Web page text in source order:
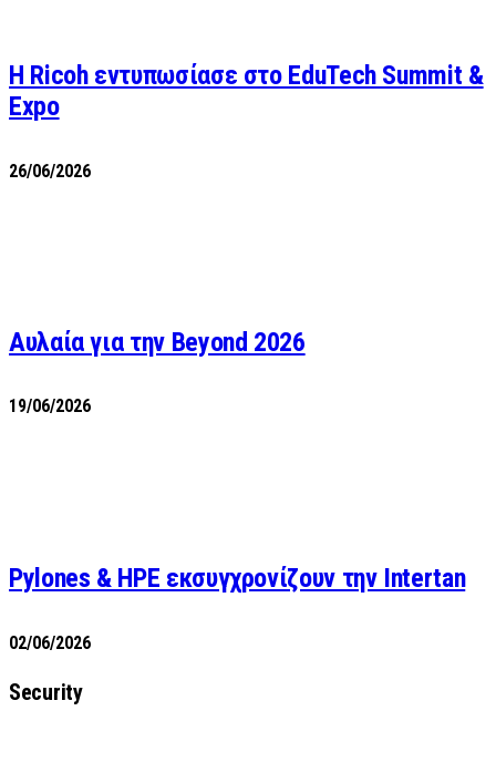
Η Ricoh εντυπωσίασε στο EduTech Summit &
Expo
26/06/2026
Αυλαία για την Beyond 2026
19/06/2026
Pylones & HPE εκσυγχρονίζουν την Intertan
02/06/2026
Security